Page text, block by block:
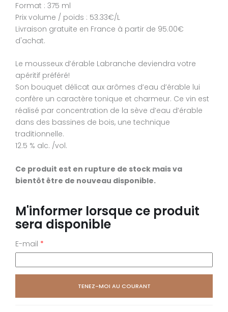
Format : 375 ml
Prix volume / poids : 53.33€/L
Livraison gratuite en France à partir de 95.00€
d'achat.
Le mousseux d’érable Labranche deviendra votre
apéritif préféré!
Son bouquet délicat aux arômes d’eau d’érable lui
confère un caractère tonique et charmeur. Ce vin est
réalisé par concentration de la sève d’eau d’érable
dans des bassines de bois, une technique
traditionnelle.
12.5 % alc. /vol.
Ce produit est en rupture de stock mais va
bientôt être de nouveau disponible.
M'informer lorsque ce produit
sera disponible
E-mail *